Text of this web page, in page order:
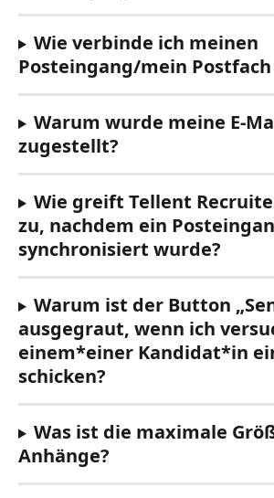
Wie verbinde ich meinen
Posteingang/mein
Warum wurde meine E-
zugestellt?
Wie greift Tellent
zu, nachdem ein
synchronisiert wurde?
Warum ist der Button
ausgegraut, wenn ich
einem*einer Kandidat*in
schicken?
Was ist die maximale
Anhänge?